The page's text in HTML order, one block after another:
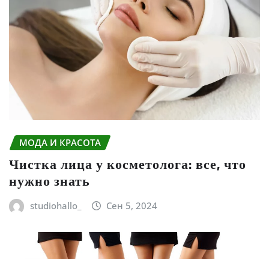
МОДА И КРАСОТА
Чистка лица у косметолога: все, что
нужно знать
studiohallo_ Сен 5, 2024